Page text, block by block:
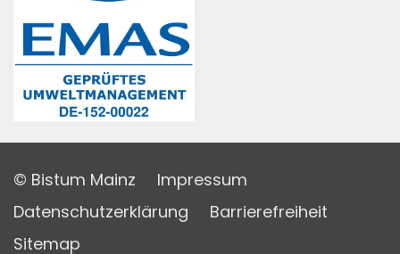
© Bistum Mainz
Impressum
Datenschutzerklärung
Barrierefreiheit
Sitemap